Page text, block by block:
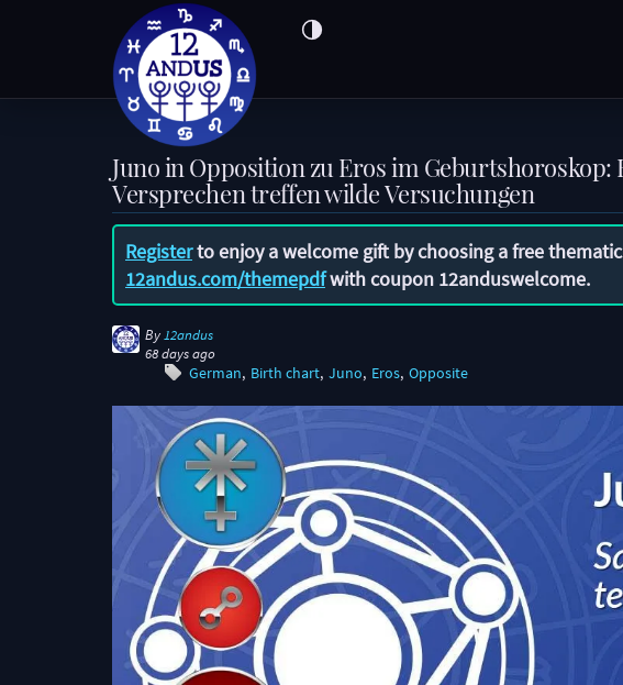
Juno in Opposition zu Eros im Geburtshoroskop:
Versprechen treffen wilde Versuchungen
Registerto enjoy a welcome gift by choosing a free
12andus.com/themepdfwith coupon 12anduswelcome.
By 12andus
68 days ago
German Birth chart Juno Eros Opposite